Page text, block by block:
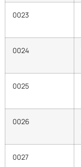
0023
0024
0025
0026
0027